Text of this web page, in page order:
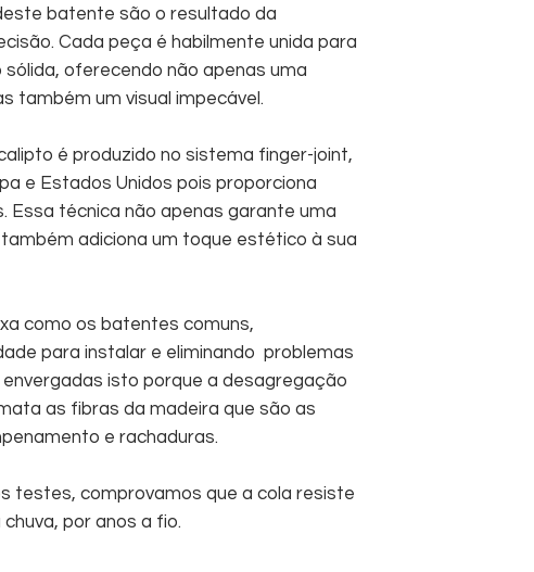
batente são o resultado da
Cada peça é habilmente unida para
oferecendo não apenas uma
também um visual impecável.
é produzido no sistema finger-joint,
e Estados Unidos pois proporciona
Essa técnica não apenas garante uma
adiciona um toque estético à sua
como os batentes comuns,
para instalar e eliminando problemas
isto porque a desagregação
as fibras da madeira que são as
e rachaduras.
testes, comprovamos que a cola resiste
por anos a fio.